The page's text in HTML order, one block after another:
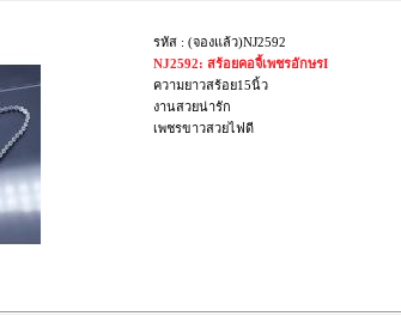
รหัส : (จองแล้ว)NJ2592
NJ2592: สร้อยคอจี้เพชรอักษรI
ความยาวสร้อย15นิ้ว
งานสวยน่ารัก
เพชรขาวสวยไฟดี